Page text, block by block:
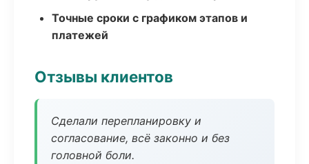
Точные сроки с графиком этапов и
платежей
Отзывы клиентов
Сделали перепланировку и
согласование, всё законно и без
головной боли.